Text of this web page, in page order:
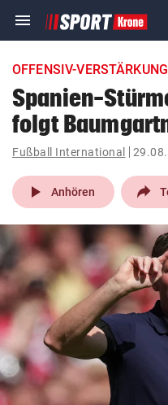
menu Navigation
ein-/ausklappen
account_circle Anmelden
pin_drop
Wien
bookmark
search
Suchbegriff
eingeben
© Krone Multimedia GmbH
Muthgasse 2, 1190 Wien
OFFENSIV-VERSTÄRKUNG
Spanien-
folgt
Fußball International
play_arrow Anhören